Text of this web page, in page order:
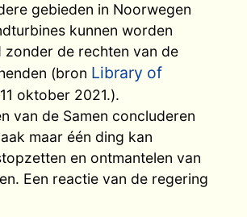
gebieden in Noorwegen
kunnen worden
zonder de rechten van de
(bron Library of
oktober 2021.).
van de Samen concluderen
maar één ding kan
en ontmantelen van
Een reactie van de regering